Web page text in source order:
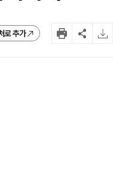
로 추가